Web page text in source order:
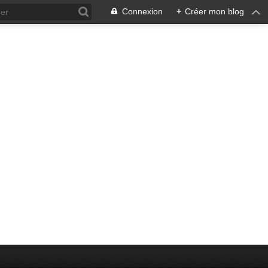
Connexion + Créer mon blog